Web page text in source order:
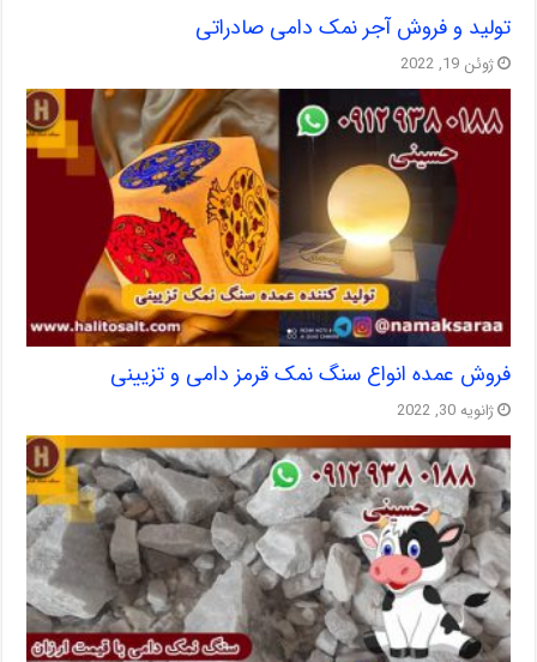
تولید و فروش آجر نمک دامی صادراتی
ژوئن 19, 2022
فروش عمده انواع سنگ نمک قرمز دامی و تزیینی
ژانویه 30, 2022